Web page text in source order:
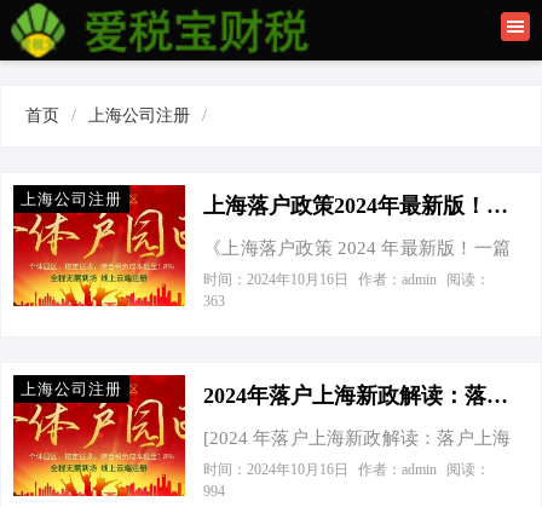
首页
上海公司注册
首页 / 上海公司注册 /
上海公司注册 上海落户政策2024年最新版！一篇文章看懂落户上海的条件！ - 2021上海落户政策解读
《上海落户政策 2024 年最新版！一篇
文章看懂落户上海的条件！》 今天接
到一个老板电话，他满脸焦急地询问
许多创业者来说是一个重要的目标，
落户政策的最新版。 上海作为中国的
经济中心，一直吸引着众多创业者和
时间：2024年10月16日 作者：admin
阅读：
363
上海公司注册 2024年落户上海新政解读：落户上海有什么好处？一文搞懂！ - 20年上海落户政策
[2024 年落户上海新政解读：落户上海
有什么好处？一文搞懂！] 今天接到一
个老板电话，他非常急切地询问关于
时间：2024年10月16日 作者：admin
阅读：
994